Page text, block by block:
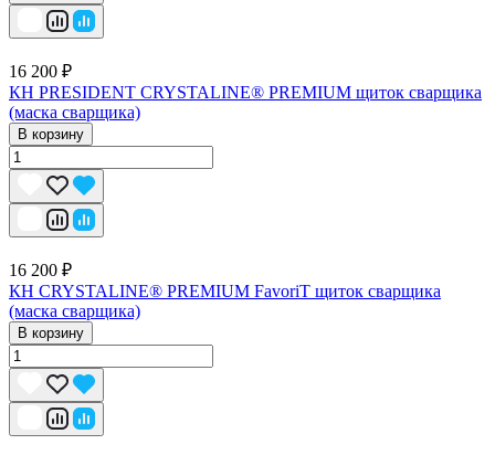
16 200 ₽
КН PRESIDENT CRYSTALINE® PREMIUM щиток сварщика
(маска сварщика)
В корзину
16 200 ₽
КН CRYSTALINE® PREMIUM FavoriT щиток сварщика
(маска сварщика)
В корзину